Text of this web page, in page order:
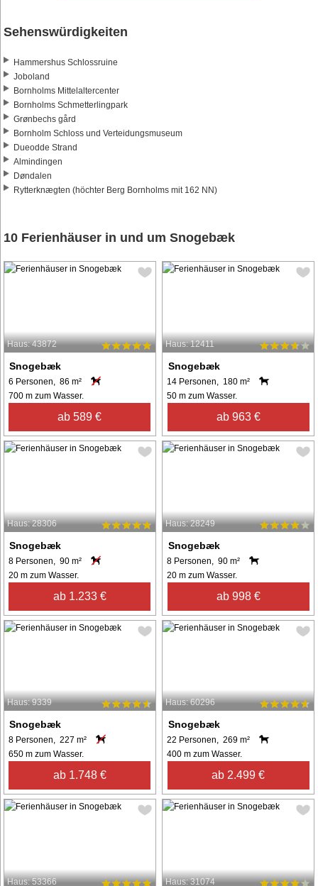
Sehenswürdigkeiten
Hammershus Schlossruine
Joboland
Bornholms Mittelaltercenter
Bornholms Schmetterlingpark
Grønbechs gård
Bornholm Schloss und Verteidungsmuseum
Dueodde Strand
Almindingen
Døndalen
Rytterknægten (höchter Berg Bornholms mit 162 NN)
10 Ferienhäuser in und um Snogebæk
Haus: 43872
Snogebæk
6 Personen, 86 m²
700 m zum Wasser.
ab 589 €
Haus: 12411
Snogebæk
14 Personen, 180 m²
50 m zum Wasser.
ab 963 €
Haus: 28306
Snogebæk
8 Personen, 90 m²
20 m zum Wasser.
ab 1.233 €
Haus: 28249
Snogebæk
8 Personen, 90 m²
20 m zum Wasser.
ab 998 €
Haus: 9339
Snogebæk
8 Personen, 227 m²
650 m zum Wasser.
ab 1.748 €
Haus: 60296
Snogebæk
22 Personen, 269 m²
400 m zum Wasser.
ab 2.499 €
Haus: 53366 Haus: 31074